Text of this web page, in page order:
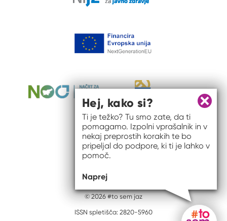
© 2026 #to sem jaz
ISSN spletišča: 2820-5960
Zapri
Hej, kako si?
Ti je težko? Tu smo zate, da ti
pomagamo. Izpolni vprašalnik in v
nekaj preprostih korakih te bo
pripeljal do podpore, ki ti je lahko v
pomoč.
Naprej